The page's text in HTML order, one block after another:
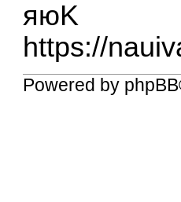
яюK
https://
Powered by phpBB